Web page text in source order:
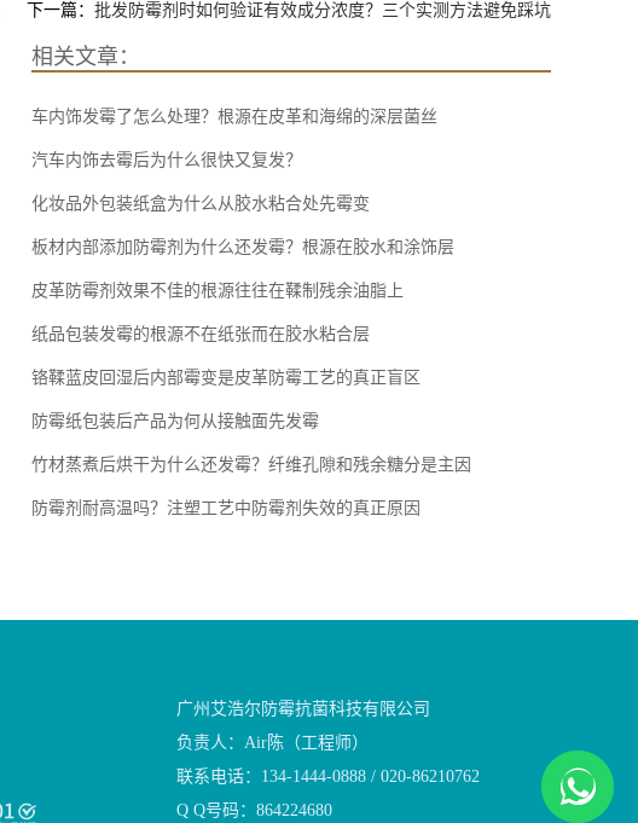
下一篇： 批发防霉剂时如何验证有效成分浓度？三个实测方法避免踩坑
相关文章：
车内饰发霉了怎么处理？根源在皮革和海绵的深层菌丝
汽车内饰去霉后为什么很快又复发？
化妆品外包装纸盒为什么从胶水粘合处先霉变
板材内部添加防霉剂为什么还发霉？根源在胶水和涂饰层
皮革防霉剂效果不佳的根源往往在鞣制残余油脂上
纸品包装发霉的根源不在纸张而在胶水粘合层
铬鞣蓝皮回湿后内部霉变是皮革防霉工艺的真正盲区
防霉纸包装后产品为何从接触面先发霉
竹材蒸煮后烘干为什么还发霉？纤维孔隙和残余糖分是主因
防霉剂耐高温吗？注塑工艺中防霉剂失效的真正原因
广州艾浩尔防霉抗菌科技有限公司
负责人：Air陈（工程师）
联系电话：134-1444-0888 / 020-86210762
Q Q号码：864224680